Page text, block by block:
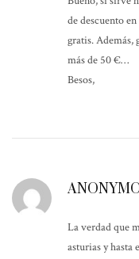
de descuento
gratis. Además,
más de 50 €…
Besos,
La verdad que
asturias y hasta